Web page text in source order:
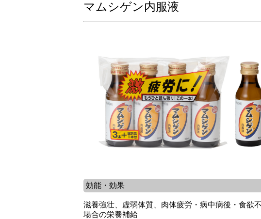
マムシゲン内服液
効能・効果
滋養強壮、虚弱体質、肉体疲労・病中病後・食欲
場合の栄養補給